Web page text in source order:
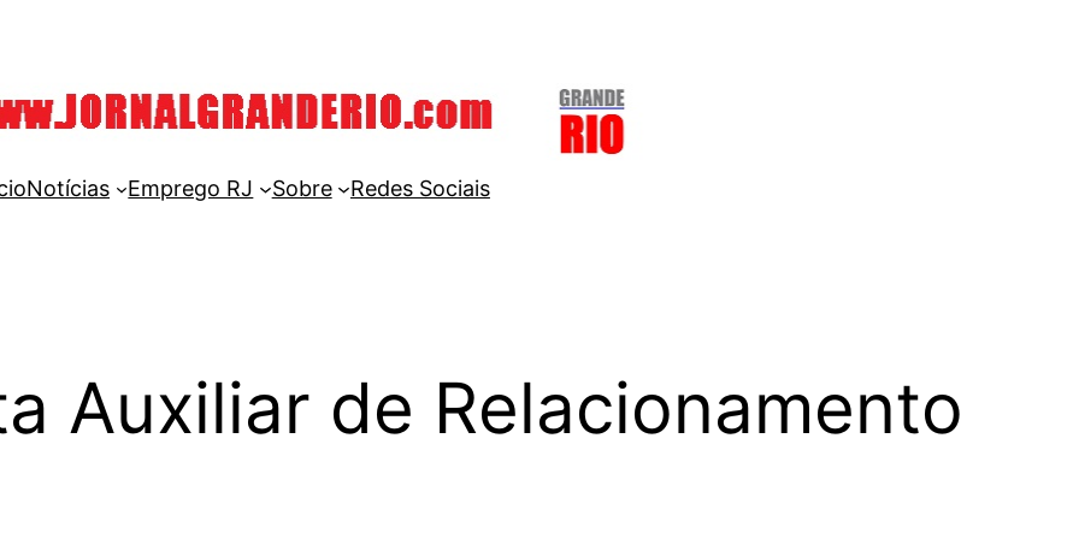
Notícias Emprego RJ Sobre Redes Sociais
Auxiliar de Relacionamento